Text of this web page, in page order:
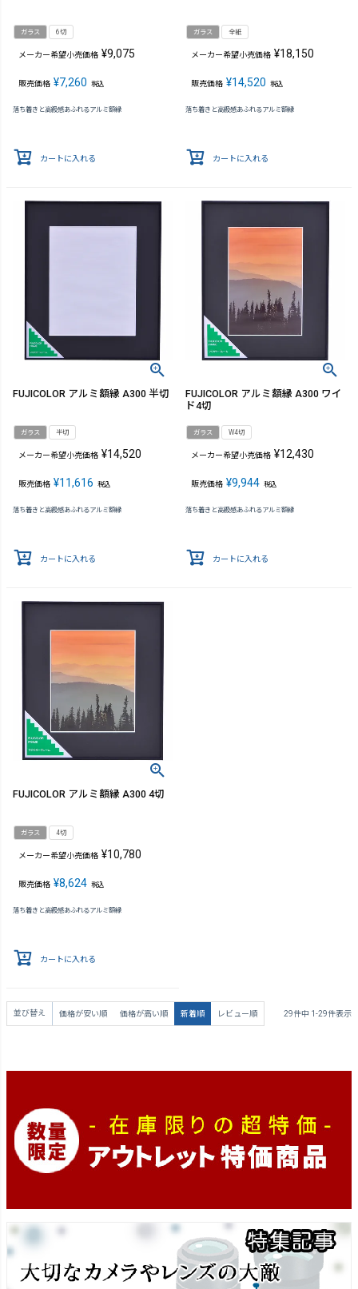
ガラス 6切
メーカー希望小売価格 ¥9,075
販売価格 ¥7,260 税込
落ち着きと高級感あふれるアルミ額縁
カートに入れる
ガラス 全紙
メーカー希望小売価格 ¥18,150
販売価格 ¥14,520 税込
落ち着きと高級感あふれるアルミ額縁
カートに入れる
FUJICOLOR アルミ額縁 A300 半切
ガラス 半切
メーカー希望小売価格 ¥14,520
販売価格 ¥11,616 税込
落ち着きと高級感あふれるアルミ額縁
カートに入れる
FUJICOLOR アルミ額縁 A300 ワイ
ド4切
ガラス W4切
メーカー希望小売価格 ¥12,430
販売価格 ¥9,944 税込
落ち着きと高級感あふれるアルミ額縁
カートに入れる
FUJICOLOR アルミ額縁 A300 4切
ガラス 4切
メーカー希望小売価格 ¥10,780
販売価格 ¥8,624 税込
落ち着きと高級感あふれるアルミ額縁
カートに入れる
並び替え 価格が安い順 価格が高い順 新着順 レビュー順 29件中 1 -29件表示